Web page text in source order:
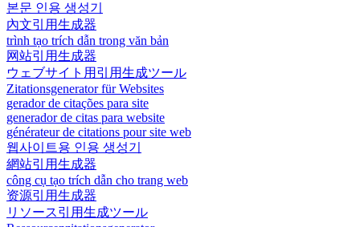
본문 인용 생성기
內文引用生成器
trình tạo trích dẫn trong văn bản
网站引用生成器
ウェブサイト用引用生成ツール
Zitationsgenerator für Websites
gerador de citações para site
generador de citas para website
générateur de citations pour site web
웹사이트용 인용 생성기
網站引用生成器
công cụ tạo trích dẫn cho trang web
资源引用生成器
リソース引用生成ツール